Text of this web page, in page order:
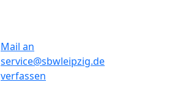
Mail an
service@sbwleipzig.de
verfassen